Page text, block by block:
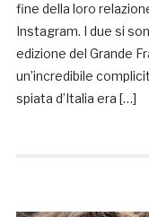
fine della loro
Instagram. I due si
edizione del Grande
un’incredibile
spiata d’Italia era […]